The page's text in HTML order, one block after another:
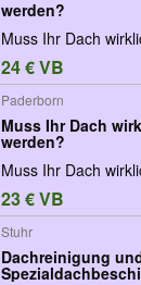
werden?
Muss Ihr Dach
24 € VB
Paderborn
Muss Ihr Dach
werden?
Muss Ihr Dach
23 € VB
Stuhr
Dachreinigung